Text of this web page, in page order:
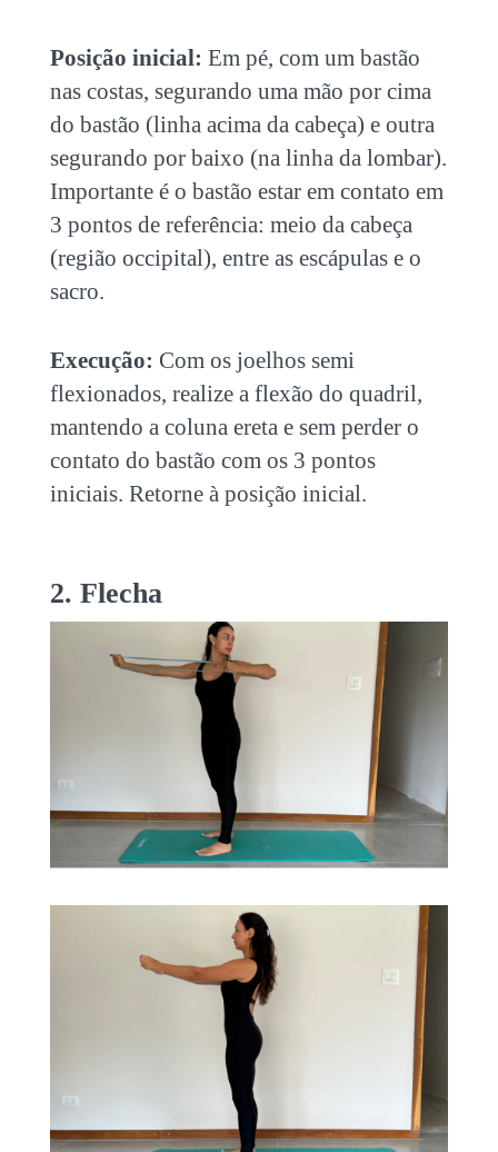
Posição inicial: Em pé, com um bastão
nas costas, segurando uma mão por cima
do bastão (linha acima da cabeça) e outra
segurando por baixo (na linha da lombar).
Importante é o bastão estar em contato em
3 pontos de referência: meio da cabeça
(região occipital), entre as escápulas e o
sacro.
Execução: Com os joelhos semi
flexionados, realize a flexão do quadril,
mantendo a coluna ereta e sem perder o
contato do bastão com os 3 pontos
iniciais. Retorne à posição inicial.
2. Flecha